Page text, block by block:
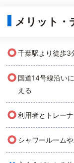
メリット・
○千葉駅より徒歩3
○ 国道14号線沿い
える
○利用者とトレー
○ シャワールーム